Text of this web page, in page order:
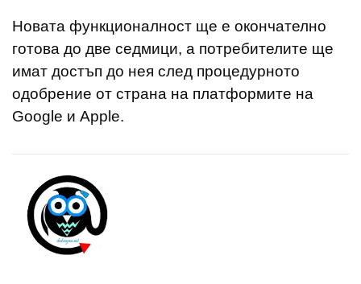
Новата функционалност ще е окончателно
готова до две седмици, а потребителите ще
имат достъп до нея след процедурното
одобрение от страна на платформите на
Google и Apple.